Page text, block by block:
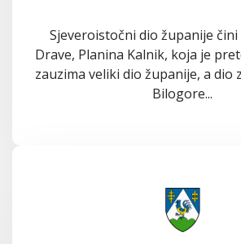
Sjeveroistočni dio županije
Drave, Planina Kalnik, koja je
zauzima veliki dio županije, a dio
Bilogore...